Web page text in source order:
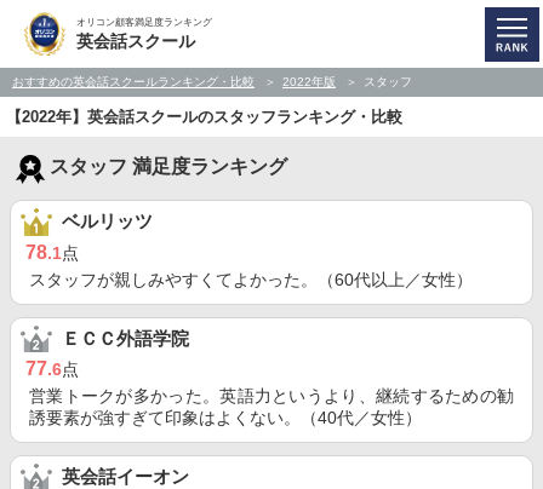
オリコン顧客満足度ランキング
英会話スクール
おすすめの英会話スクールランキング・比較 2022年版 スタッフ
【2022年】英会話スクールのスタッフランキング・比較
スタッフ 満足度ランキング
ベルリッツ
78.1点
スタッフが親しみやすくてよかった。（60代以上／女性）
ＥＣＣ外語学院
77.6点
営業トークが多かった。英語力というより、継続するための勧
誘要素が強すぎて印象はよくない。（40代／女性）
英会話イーオン